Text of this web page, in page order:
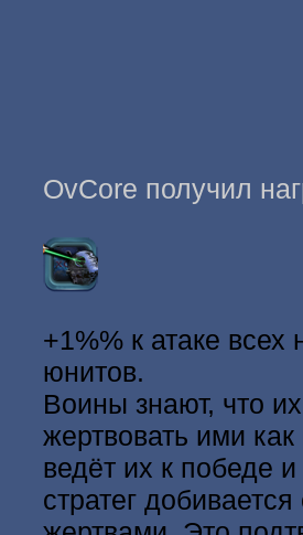
OvCore получил
+1%% к атаке
юнитов.
Воины знают, что
жертвовать ими
ведёт их к победе
стратег